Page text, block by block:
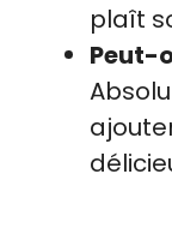
plaît
Peut-